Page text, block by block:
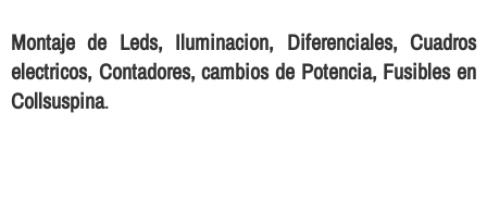
Montaje de Leds, Iluminacion, Diferenciales, Cuadros
electricos, Contadores, cambios de Potencia, Fusibles en
Collsuspina.